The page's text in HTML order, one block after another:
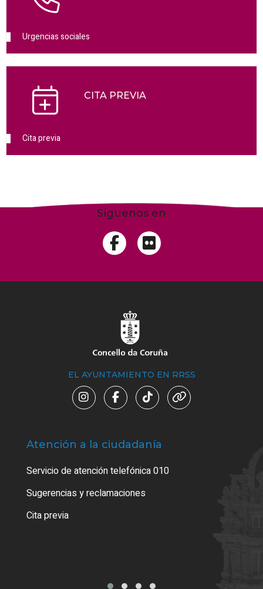
Urgencias sociales
CITA PREVIA
Cita previa
Síguenos en
EL AYUNTAMIENTO EN RRSS
Atención a la ciudadanía
Servicio de atención telefónica 010
Sugerencias y reclamaciones
Cita previa